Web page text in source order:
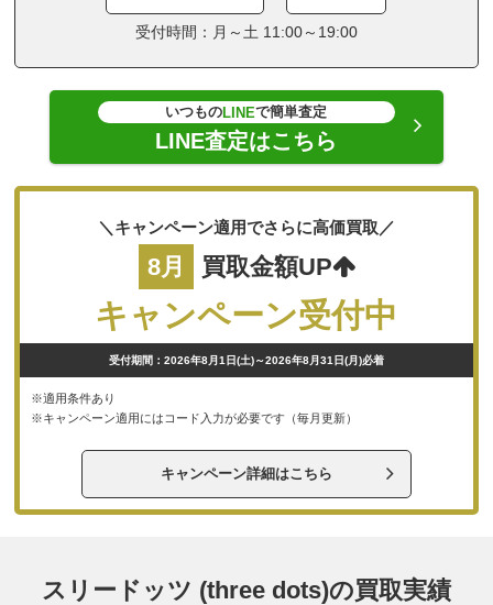
受付時間：月～土 11:00～19:00
いつものLINEで簡単査定
LINE査定はこちら
＼キャンペーン適用でさらに高価買取／
8月 買取金額UP
キャンペーン受付中
受付期間：2026年8月1日(土)～2026年8月31日(月)必着
※適用条件あり
※キャンペーン適用にはコード入力が必要です（毎月更新）
キャンペーン詳細はこちら
スリードッツ (three dots)の買取実績